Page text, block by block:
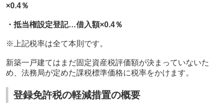
×0.4％
・抵当権設定登記…借入額×0.4％
※上記税率は全て本則です。
新築一戸建てはまだ固定資産税評価額が決まっていないた
め、法務局が定めた課税標準価格に税率をかけます。
登録免許税の軽減措置の概要